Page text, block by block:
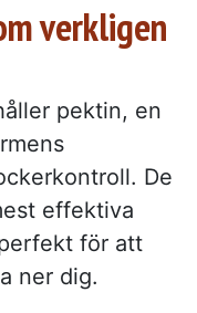
verkligen
pektin, en
De
effektiva
för att
ner dig.